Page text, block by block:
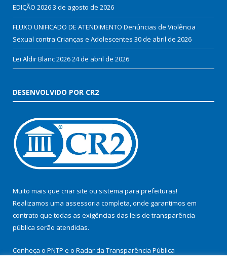
EDIÇÃO 20263 de agosto de 2026
FLUXO UNIFICADO DE ATENDIMENTO Denúncias de Violência
Sexual contra Crianças e Adolescentes 30 de abril de 2026
Lei Aldir Blanc 202624 de abril de 2026
DESENVOLVIDO POR CR2
Muito mais que criar site ou sistema para prefeituras!
Realizamos uma assessoria completa, onde garantimos em
contrato que todas as exigências das leis de transparência
pública serão atendidas.
Conheça o PNTP e o Radar da Transparência Pública